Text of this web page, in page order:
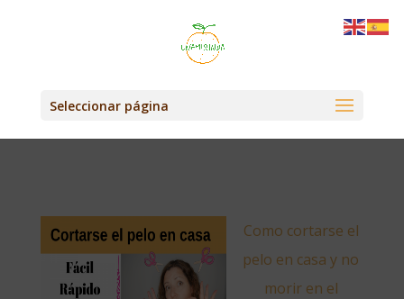
Seleccionar página
Como cortarse el
pelo en casa y no
morir en el